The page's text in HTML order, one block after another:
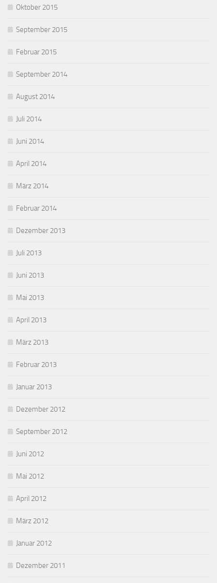
Oktober 2015
September 2015
Februar 2015
September 2014
August 2014
Juli 2014
Juni 2014
April 2014
März 2014
Februar 2014
Dezember 2013
Juli 2013
Juni 2013
Mai 2013
April 2013
März 2013
Februar 2013
Januar 2013
Dezember 2012
September 2012
Juni 2012
Mai 2012
April 2012
März 2012
Januar 2012
Dezember 2011